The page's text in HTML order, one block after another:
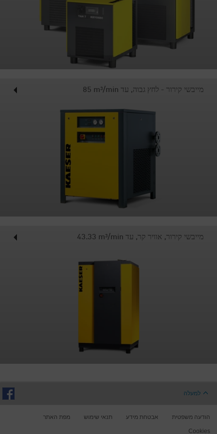
מייבשי קירור - לחץ גבוה, עד 85‎ m³/min
מייבשי קירור, אוויר קר, עד 43.33‎ m³/min
למעלה
הודעה משפטית אבטחת מידע תנאי שימוש מפת האתר
Cookies